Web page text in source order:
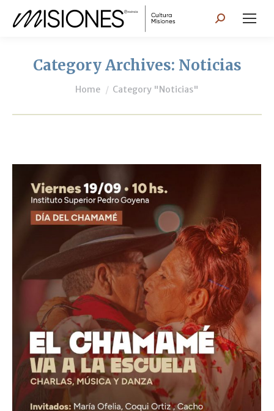
Search:
Category Archives: Noticias
You are here:
Home Category "Noticias"